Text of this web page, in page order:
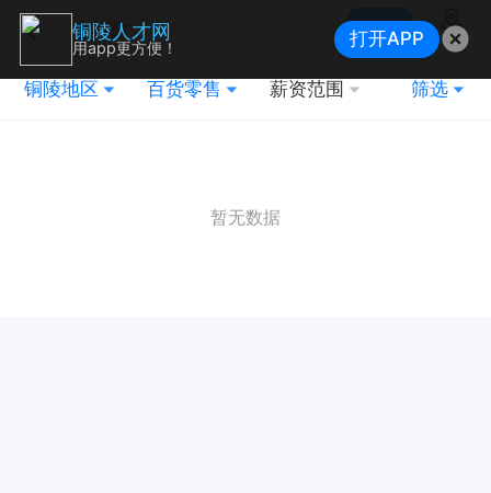
搜索
地图
铜陵地区 百货零售 薪资范围 筛选
暂无数据
铜陵人才网
用app更方便！ 打开APP